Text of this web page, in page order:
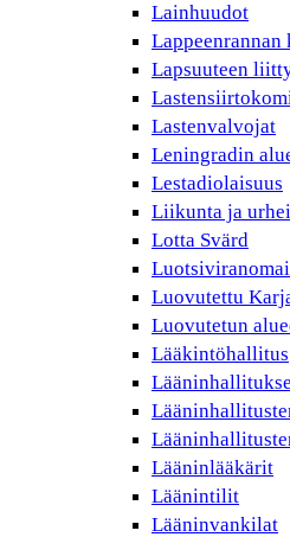
Lainhuudot
Lappeenrannan
Lapsuuteen
Lastenvalvojat
Leningradin
Lestadiolaisuus
Liikunta ja
Lotta Svärd
Luovutettu
Luovutetun
Lääkintöhallitus
Lääninlääkärit
Läänintilit
Lääninvankilat